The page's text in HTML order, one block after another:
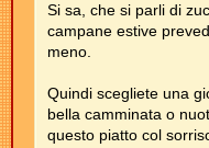
Si sa, che si parli di
campane estive
meno.
Quindi scegliete una
bella camminata o
questo piatto col